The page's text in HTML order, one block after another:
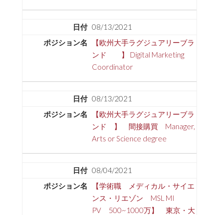
08/13/2021
【欧州大手ラグジュアリーブラ
ンド 】 Digital Marketing
Coordinator
08/13/2021
【欧州大手ラグジュアリーブラ
ンド 】 間接購買 Manager,
Arts or Science degree
08/04/2021
【学術職 メディカル・サイエ
ンス・リエゾン MSL MI
PV 500~1000万】 東京・大